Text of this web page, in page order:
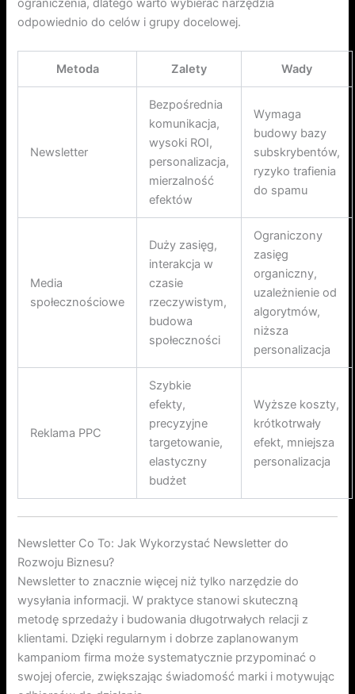
ograniczenia, dlatego warto wybierać narzędzia
odpowiednio do celów i grupy docelowej.
Metoda Zalety Wady
Newsletter
Bezpośrednia
komunikacja,
wysoki ROI,
personalizacja,
mierzalność
efektów
Wymaga
budowy bazy
subskrybentów,
ryzyko trafienia
do spamu
Media
społecznościowe
Duży zasięg,
interakcja w
czasie
rzeczywistym,
budowa
społeczności
Ograniczony
zasięg
organiczny,
uzależnienie od
algorytmów,
niższa
personalizacja
Reklama PPC
Szybkie
efekty,
precyzyjne
targetowanie,
elastyczny
budżet
Wyższe koszty,
krótkotrwały
efekt, mniejsza
personalizacja
Newsletter Co To: Jak Wykorzystać Newsletter do
Rozwoju Biznesu?
Newsletter to znacznie więcej niż tylko narzędzie do
wysyłania informacji. W praktyce stanowi skuteczną
metodę sprzedaży i budowania długotrwałych relacji z
klientami. Dzięki regularnym i dobrze zaplanowanym
kampaniom firma może systematycznie przypominać o
swojej ofercie, zwiększając świadomość marki i motywując